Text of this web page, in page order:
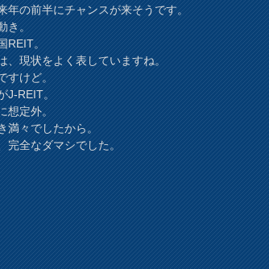
年の前半にチャンスが来そうです。
き。
REIT。
、現状をよく表していますね。
すけど。
J-REIT。
想定外。
満々でしたから。
完全なダマシでした。